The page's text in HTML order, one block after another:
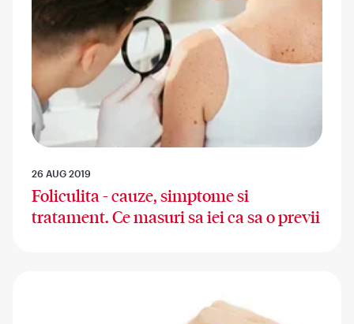
26 AUG 2019
Foliculita - cauze, simptome si
tratament. Ce masuri sa iei ca sa o previi